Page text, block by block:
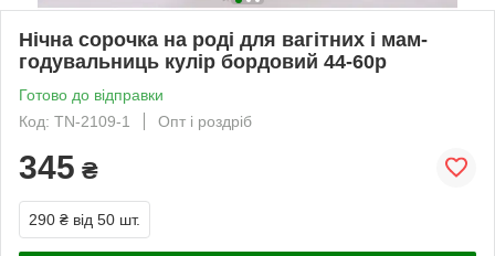
Нічна сорочка на роді для вагітних і мам-
годувальниць кулір бордовий 44-60р
Готово до відправки
Код: TN-2109-1
Опт і роздріб
345 ₴
290 ₴ від 50 шт.